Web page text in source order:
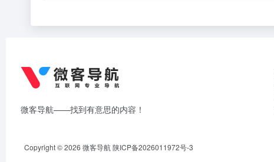
微客导航——找到有意思的内容！
Copyright © 2026 微客导航陕ICP备2026011972号-3